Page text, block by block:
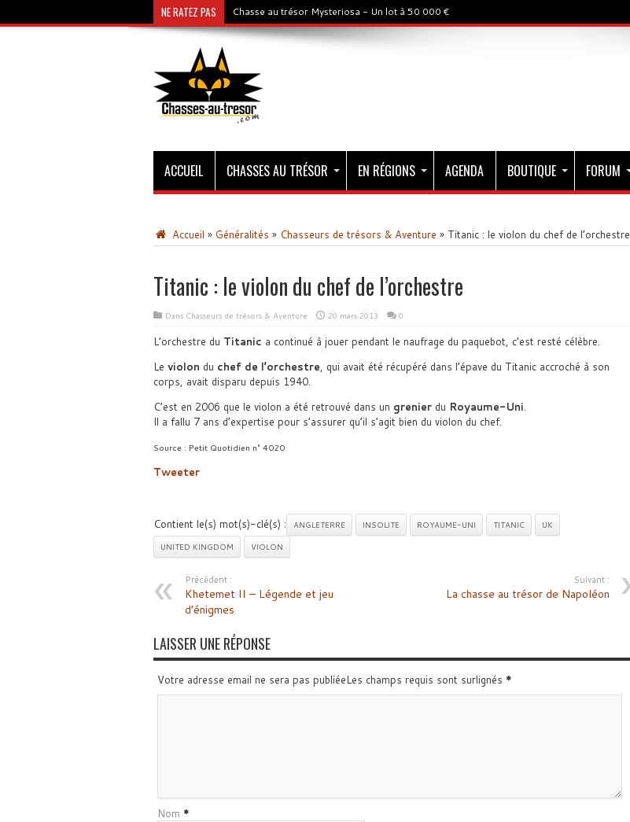
NE RATEZ PAS Chasse au trésor Mysteriosa - Un lot à 50 000 €
ACCUEIL CHASSES AU TRÉSOR EN RÉGIONS AGENDA BOUTIQUE FORUM
Accueil » Généralités » Chasseurs de trésors & Aventure » Titanic : le violon du chef de l’orchestre
Titanic : le violon du chef de l’orchestre
Dans Chasseurs de trésors & Aventure 20 mars 2013 0
L’orchestre du Titanic a continué à jouer pendant le naufrage du paquebot, c’est resté célèbre.
Le violon du chef de l’orchestre, qui avait été récupéré dans l’épave du Titanic accroché à son
corps, avait disparu depuis 1940.
C’est en 2006 que le violon a été retrouvé dans un grenierdu Royaume-Uni.
Il a fallu 7 ans d’expertise pour s’assurer qu’il s’agit bien du violon du chef.
Source : Petit Quotidien n° 4020
Tweeter
Contient le(s) mot(s)-clé(s) : ANGLETERRE INSOLITE ROYAUME-UNI TITANIC
UK
UNITED KINGDOM
VIOLON
Précédent :
Khetemet II – Légende et jeu
d’énigmes
Suivant :
La chasse au trésor de Napoléon
LAISSER UNE RÉPONSE
Votre adresse email ne sera pas publiéeLes champs requis sont surlignés *
Nom *